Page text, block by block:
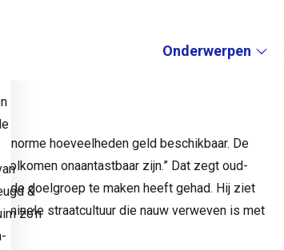
Onderwerpen
jaar met 9% daalde, zo geven de
drugscriminaliteit en de aantrekkingskracht
hoeveelheden geld beschikbaar. De
onaantastbaar zijn.” Dat zegt oud-
de doelgroep te maken heeft gehad. Hij ziet
straatcultuur die nauw verweven is met
&
zo’n